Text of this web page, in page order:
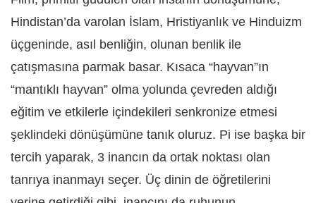
Hindistan’da varolan İslam, Hristiyanlık ve Hinduizm
üçgeninde, asıl benliğin, olunan benlik ile
çatışmasına parmak basar. Kısaca “hayvan”ın
“mantıklı hayvan” olma yolunda çevreden aldığı
eğitim ve etkilerle içindekileri senkronize etmesi
şeklindeki dönüşümüne tanık oluruz. Pi ise başka bir
tercih yaparak, 3 inancın da ortak noktası olan
tanrıya inanmayı seçer. Üç dinin de öğretilerini